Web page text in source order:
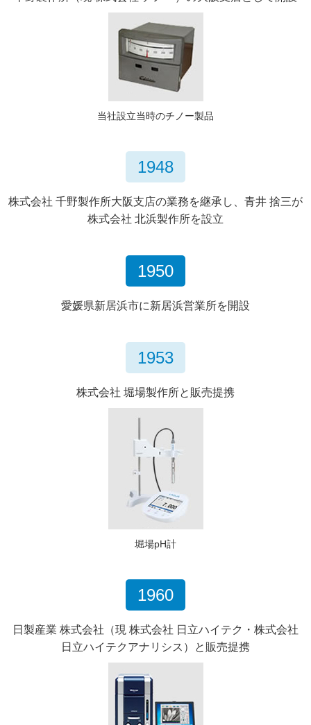
当社設立当時のチノー製品
1948
株式会社 千野製作所大阪支店の業務を継承し、 青井 捨三が
株式会社 北浜製作所を設立
1950
愛媛県新居浜市に新居浜営業所を開設
1953
株式会社 堀場製作所と販売提携
堀場pH計
1960
日製産業 株式会社 （現 株式会社 日立ハイテク・株式会社
日立ハイテクアナリシス）と販売提携